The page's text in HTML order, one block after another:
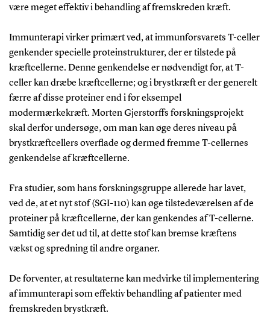
være meget effektiv i behandling af fremskreden kræft.
Immunterapi virker primært ved, at immunforsvarets T-celler
genkender specielle proteinstrukturer, der er tilstede på
kræftcellerne. Denne genkendelse er nødvendigt for, at T-
celler kan dræbe kræftcellerne; og i brystkræft er der generelt
færre af disse proteiner end i for eksempel
modermærkekræft. Morten Gjerstorffs forskningsprojekt
skal derfor undersøge, om man kan øge deres niveau på
brystkræftcellers overflade og dermed fremme T-cellernes
genkendelse af kræftcellerne.
Fra studier, som hans forskningsgruppe allerede har lavet,
ved de, at et nyt stof (SGI-110) kan øge tilstedeværelsen af de
proteiner på kræftcellerne, der kan genkendes af T-cellerne.
Samtidig ser det ud til, at dette stof kan bremse kræftens
vækst og spredning til andre organer.
De forventer, at resultaterne kan medvirke til implementering
af immunterapi som effektiv behandling af patienter med
fremskreden brystkræft.